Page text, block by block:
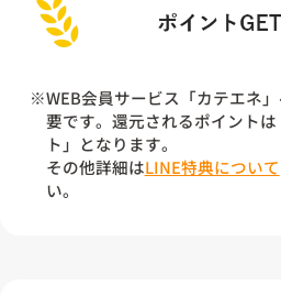
※WEB会員サービス「カテエネ
要です。還元されるポイント
ト」となります。
その他詳細はLINE特典について
い。